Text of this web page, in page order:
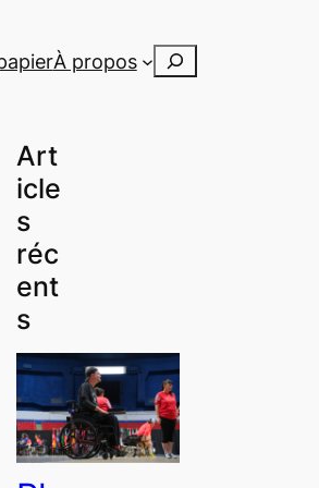
À propos Rechercher
Art
icle
s
réc
ent
s